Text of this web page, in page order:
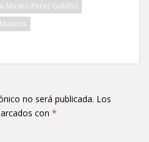
Museo Pérez Galdós
Museos
no será publicada. Los
con *